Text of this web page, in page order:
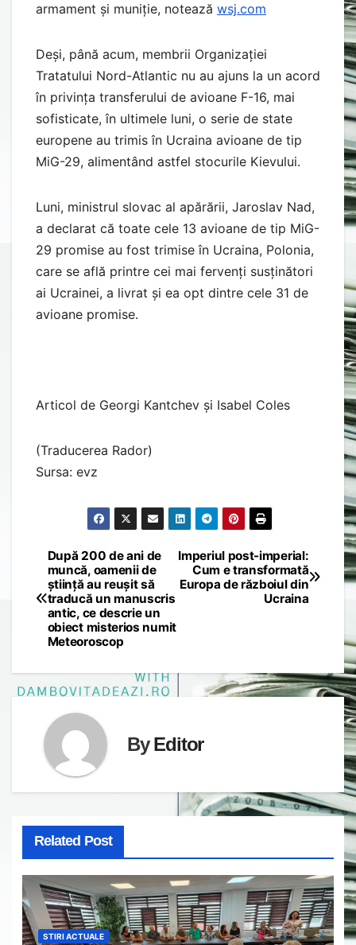
armament și muniție, notează wsj.com
Deși, până acum, membrii Organizației
Tratatului Nord-Atlantic nu au ajuns la un acord
în privința transferului de avioane F-16, mai
sofisticate, în ultimele luni, o serie de state
europene au trimis în Ucraina avioane de tip
MiG-29, alimentând astfel stocurile Kievului.
Luni, ministrul slovac al apărării, Jaroslav Nad,
a declarat că toate cele 13 avioane de tip MiG-
29 promise au fost trimise în Ucraina, Polonia,
care se află printre cei mai fervenți susținători
ai Ucrainei, a livrat și ea opt dintre cele 31 de
avioane promise.
Articol de Georgi Kantchev și Isabel Coles
(Traducerea Rador)
Sursa: evz
Post
navigation
Imperiul post-imperial:
Cum e transformată
Europa de războiul din
Ucraina
După 200 de ani de
muncă, oamenii de
știință au reușit să
traducă un manuscris
antic, ce descrie un
obiect misterios numit
Meteoroscop
ByEditor
Related Post
STIRI ACTUALE